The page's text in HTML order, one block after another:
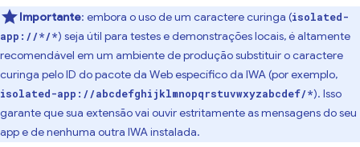
Importante: embora o uso de um caractere curinga (isolated-
app://*/*) seja útil para testes e demonstrações locais, é altamente
recomendável em um ambiente de produção substituir o caractere
curinga pelo ID do pacote da Web específico da IWA (por exemplo,
isolated-app://abcdefghijklmnopqrstuvwxyzabcdef/*). Isso
garante que sua extensão vai ouvir estritamente as mensagens do seu
app e de nenhuma outra IWA instalada.